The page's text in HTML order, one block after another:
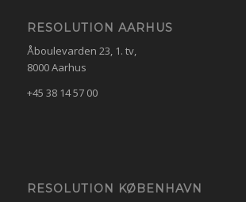
RESOLUTION AARHUS
Åboulevarden 23, 1. tv,
8000 Aarhus
+45 38 14 57 00
RESOLUTION KØBENHAVN